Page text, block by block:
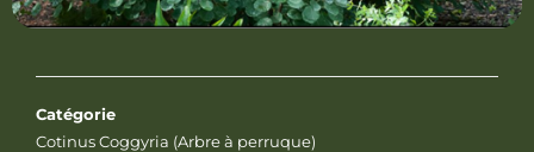
Catégorie
Cotinus Coggyria (Arbre à perruque)